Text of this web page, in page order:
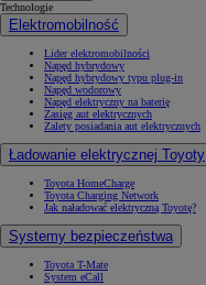
Technologie
Elektromobilność
Lider elektromobilności
Napęd hybrydowy
Napęd hybrydowy typu plug-in
Napęd wodorowy
Napęd elektryczny na baterię
Zasięg aut elektrycznych
Zalety posiadania aut elektrycznych
Ładowanie elektrycznej Toyoty
Toyota HomeCharge
Toyota Charging Network
Jak naładować elektryczną Toyotę?
Systemy bezpieczeństwa
Toyota T-Mate
System eCall